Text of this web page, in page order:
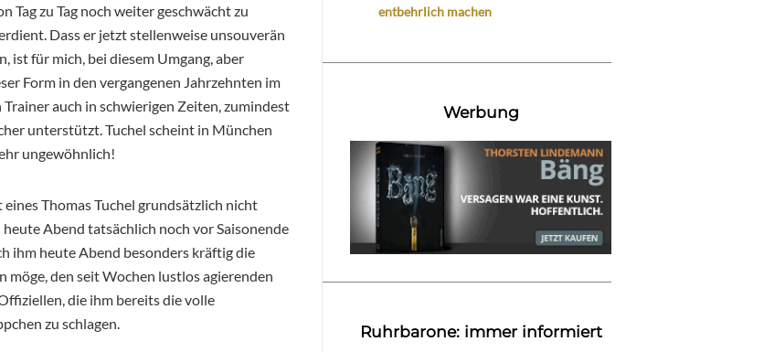
Tag zu Tag noch weiter geschwächt zu
Dass er jetzt stellenweise unsouverän
ist für mich, bei diesem Umgang, aber
Form in den vergangenen Jahrzehnten im
auch in schwierigen Zeiten, zumindest
unterstützt. Tuchel scheint in München
ungewöhnlich!
Thomas Tuchel grundsätzlich nicht
Abend tatsächlich noch vor Saisonende
ihm heute Abend besonders kräftig die
möge, den seit Wochen lustlos agierenden
die ihm bereits die volle
zu schlagen.
entbehrlich machen
Werbung
Ruhrbarone: immer informiert